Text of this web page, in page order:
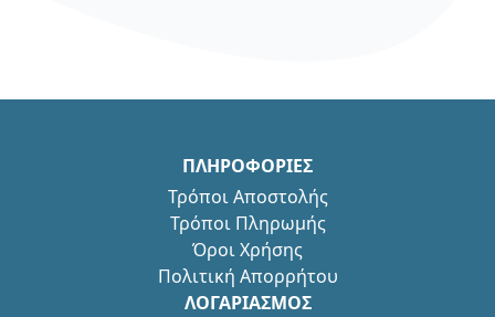
ΠΛΗΡΟΦΟΡΙΕΣ
Τρόποι Αποστολής
Τρόποι Πληρωμής
Όροι Χρήσης
Πολιτική Απορρήτου
ΛΟΓΑΡΙΑΣΜΟΣ